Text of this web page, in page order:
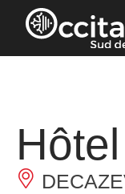
Panel de gestión de